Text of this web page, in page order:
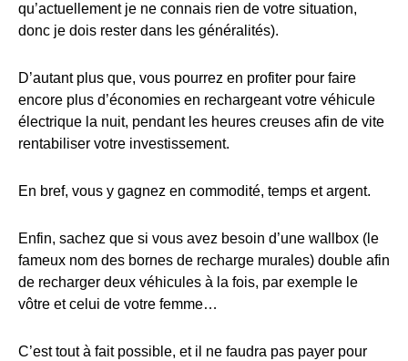
qu’actuellement je ne connais rien de votre situation,
donc je dois rester dans les généralités).
D’autant plus que, vous pourrez en profiter pour faire
encore plus d’économies en rechargeant votre véhicule
électrique la nuit, pendant les heures creuses afin de vite
rentabiliser votre investissement.
En bref, vous y gagnez en commodité, temps et argent.
Enfin, sachez que si vous avez besoin d’une wallbox (le
fameux nom des bornes de recharge murales) double afin
de recharger deux véhicules à la fois, par exemple le
vôtre et celui de votre femme…
C’est tout à fait possible, et il ne faudra pas payer pour